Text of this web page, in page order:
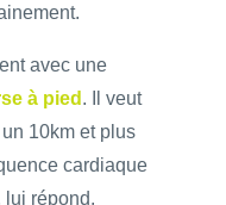
avec une
à pied . Il veut
10km et plus
cardiaque
lui répond.